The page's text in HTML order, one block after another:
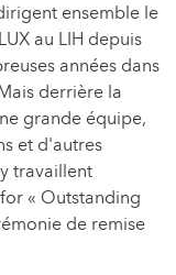
ensemble le
au LIH depuis
années dans
derrière la
grande équipe,
et d'autres
travaillent
« Outstanding
de remise